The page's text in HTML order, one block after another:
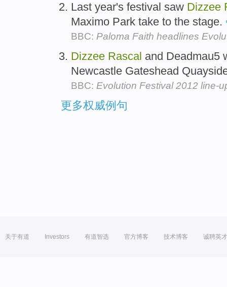
Last year's festival saw Dizzee
Maximo Park take to the stage.
BBC: Paloma Faith headlines
Dizzee Rascal and Deadmau5
Newcastle Gateshead
BBC: Evolution Festival 2012 line-
更多权威例句
关于有道 Investors 有道智选 官方博客 技术博客 诚聘英才